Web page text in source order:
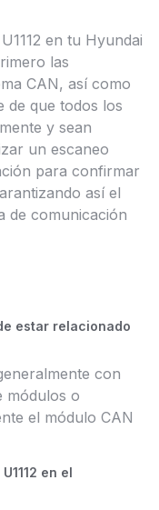
en tu Hyundai
las
CAN, así como
de que todos los
y sean
un escaneo
para confirmar
así el
de comunicación
estar relacionado
con
módulos o
el módulo CAN
en el